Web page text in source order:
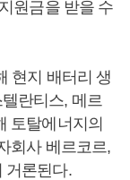
원금을 받을 수
현지 배터리 생
란티스, 메르
토탈에너지의
회사 베르코르,
거론된다.